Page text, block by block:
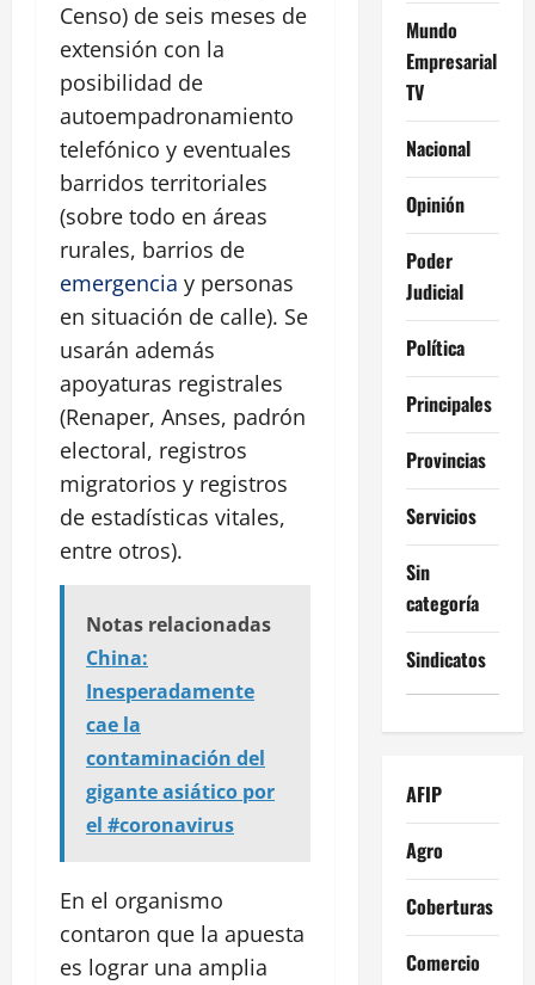
Censo) de seis meses de
extensión con la
posibilidad de
autoempadronamiento
telefónico y eventuales
barridos territoriales
(sobre todo en áreas
rurales, barrios de
emergencia y personas
en situación de calle). Se
usarán además
apoyaturas registrales
(Renaper, Anses, padrón
electoral, registros
migratorios y registros
de estadísticas vitales,
entre otros).
Notas relacionadas
China:
Inesperadamente
cae la
contaminación del
gigante asiático por
el #coronavirus
En el organismo
contaron que la apuesta
es lograr una amplia
Mundo
Empresarial
TV
Nacional
Opinión
Poder
Judicial
Política
Principales
Provincias
Servicios
Sin
categoría
Sindicatos
AFIP
Agro
Coberturas
Comercio